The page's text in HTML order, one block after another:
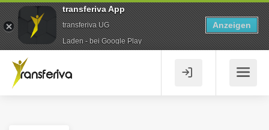
transferiva App
transferiva UG
Laden - bei Google Play
Anzeigen